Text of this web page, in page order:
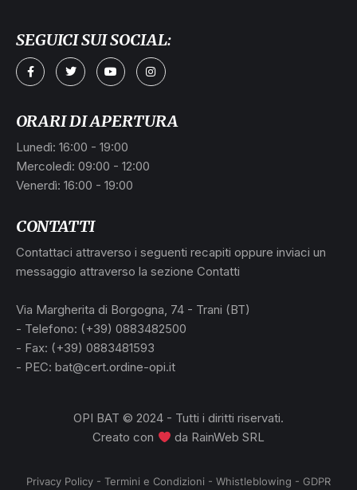
CONTATTI
Contattaci attraverso i seguenti recapiti oppure inviaci un
messaggio attraverso la sezione Contatti
Via Margherita di Borgogna, 74 - Trani (BT)
- Telefono: (+39) 0883482500
- Fax: (+39) 0883481593
- PEC: bat@cert.ordine-opi.it
ORARI DI APERTURA
Lunedì: 16:00 - 19:00
Mercoledì: 09:00 - 12:00
Venerdì: 16:00 - 19:00
SEGUICI SUI SOCIAL:
OPI BAT © 2024 - Tutti i diritti riservati.
Creato con
da RainWeb SRL
Privacy Policy - Termini e Condizioni - Whistleblowing - GDPR